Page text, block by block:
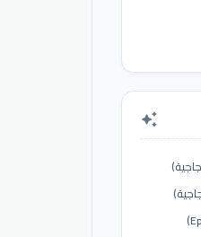
auto_awesome